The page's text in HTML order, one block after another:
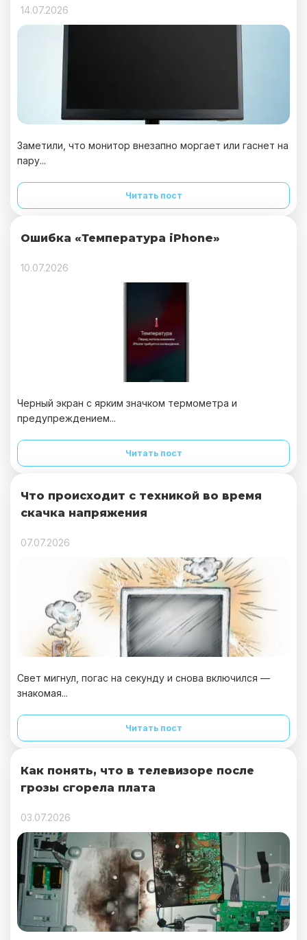
14.07.2026
Заметили, что монитор внезапно моргает или гаснет на
пару...
Читать пост
Ошибка «Температура iPhone»
10.07.2026
Черный экран с ярким значком термометра и
предупреждением...
Читать пост
Что происходит с техникой во время
скачка напряжения
07.07.2026
Свет мигнул, погас на секунду и снова включился —
знакомая...
Читать пост
Как понять, что в телевизоре после
грозы сгорела плата
03.07.2026